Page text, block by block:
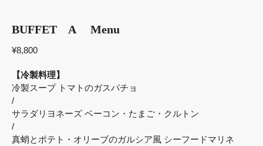
BUFFET A Menu
¥8,800
【冷製料理】
冷製スープ トマトのガスパチョ
/
サラダリヨネーズ ベーコン・たまご・クルトン
/
真蛸とポテト・オリーブのガルシア風 シーフードマリネ